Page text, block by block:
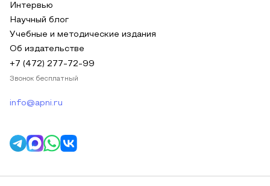
Интервью
Научный блог
Учебные и методические издания
Об издательстве
+7 (472) 277-72-99
Звонок бесплатный
info@apni.ru